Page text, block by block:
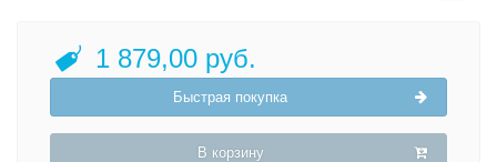
1 879,00 руб.
Быстрая покупка
В корзину